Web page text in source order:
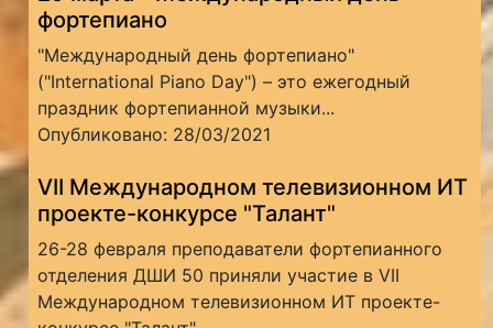
фортепиано
"Международный день фортепиано"
("International Piano Day") – это ежегодный
праздник фортепианной музыки...
Опубликовано: 28/03/2021
VII Международном телевизионном ИТ
проекте-конкурсе "Талант"
26-28 февраля преподаватели фортепианного
отделения ДШИ 50 приняли участие в VII
Международном телевизионном ИТ проекте-